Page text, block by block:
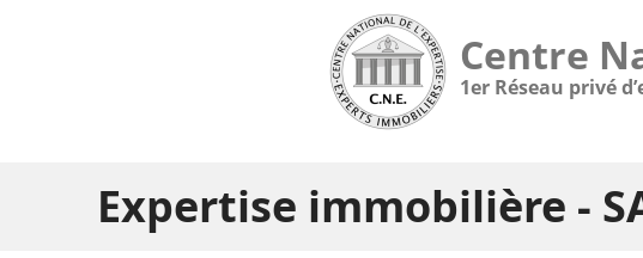
Centre
1er Réseau privé
Expertise immobilière -